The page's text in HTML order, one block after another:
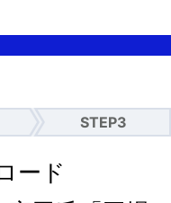
STEP3
送
完
了
ード